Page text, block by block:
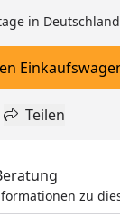
in Deutschland
In den
hinzufügen
Teilen
Teilen
zu